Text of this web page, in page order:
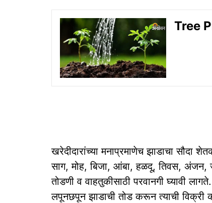
Tree
खरेदीदारांच्या मनाप्रमाणेच झाडाचा सौदा
साग, मोह, बिजा, आंबा, हळदू, तिवस, अंजन,
तोडणी व वाहतुकीसाठी परवानगी घ्यावी
लपूनछपून झाडाची तोड करून त्याची विक्री